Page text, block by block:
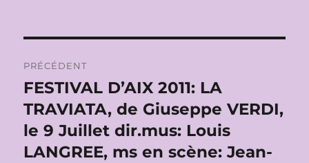
de
l’article
PRÉCÉDENT
Publication
précédente :
FESTIVAL D’AIX 2011: LA
TRAVIATA, de Giuseppe VERDI,
le 9 Juillet dir.mus: Louis
LANGREE, ms en scène: Jean-